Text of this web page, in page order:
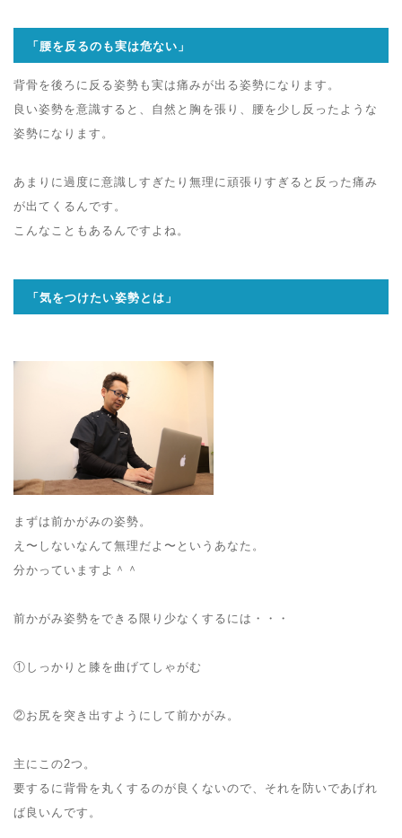
「腰を反るのも実は危ない」
背骨を後ろに反る姿勢も実は痛みが出る姿勢になります。
良い姿勢を意識すると、自然と胸を張り、腰を少し反ったような
姿勢になります。
あまりに過度に意識しすぎたり無理に頑張りすぎると反った痛み
が出てくるんです。
こんなこともあるんですよね。
「気をつけたい姿勢とは」
まずは前かがみの姿勢。
え〜しないなんて無理だよ〜というあなた。
分かっていますよ＾＾
前かがみ姿勢をできる限り少なくするには・・・
①しっかりと膝を曲げてしゃがむ
②お尻を突き出すようにして前かがみ。
主にこの2つ。
要するに背骨を丸くするのが良くないので、それを防いであげれ
ば良いんです。